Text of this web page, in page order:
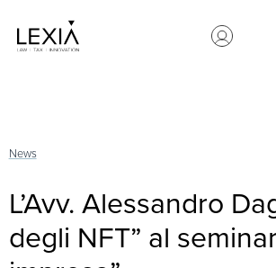
News
L’Avv. Alessandro
degli NFT” al